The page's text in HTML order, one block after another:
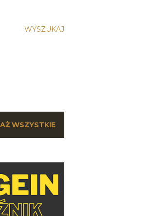
WYSZUKAJ
WSZYSTKIE